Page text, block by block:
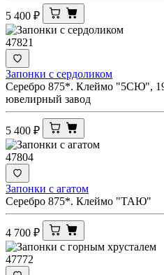
5 400 ₽
47821
Запонки с сердоликом
Серебро 875*. Клеймо "5СЮ",
ювелирный завод
5 400 ₽
47804
Запонки с агатом
Серебро 875*. Клеймо "ТАЮ"
4 700 ₽
47772